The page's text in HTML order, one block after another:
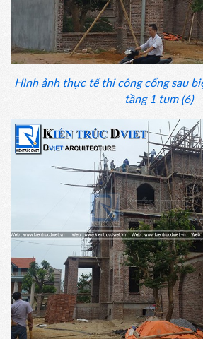
Hình ảnh thực tế thi công cổng sau
tầng 1 tum (6)